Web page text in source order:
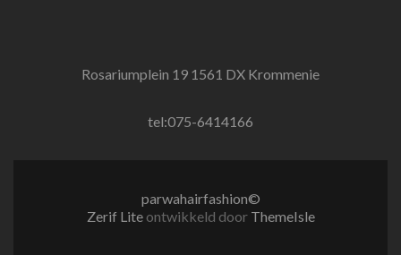
Rosariumplein 19 1561 DX Krommenie
tel:075-6414166
parwahairfashion©
Zerif Lite ontwikkeld door ThemeIsle